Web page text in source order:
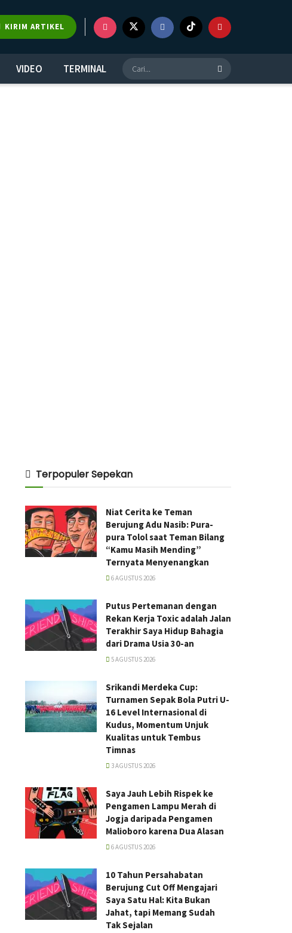
KIRIM ARTIKEL
VIDEO TERMINAL
Terpopuler Sepekan
Niat Cerita ke Teman
Berujung Adu Nasib: Pura-
pura Tolol saat Teman Bilang
“Kamu Masih Mending”
Ternyata Menyenangkan
6 AGUSTUS 2026
Putus Pertemanan dengan
Rekan Kerja Toxic adalah Jalan
Terakhir Saya Hidup Bahagia
dari Drama Usia 30-an
5 AGUSTUS 2026
Srikandi Merdeka Cup:
Turnamen Sepak Bola Putri U-
16 Level Internasional di
Kudus, Momentum Unjuk
Kualitas untuk Tembus
Timnas
3 AGUSTUS 2026
Saya Jauh Lebih Rispek ke
Pengamen Lampu Merah di
Jogja daripada Pengamen
Malioboro karena Dua Alasan
6 AGUSTUS 2026
10 Tahun Persahabatan
Berujung Cut Off Mengajari
Saya Satu Hal: Kita Bukan
Jahat, tapi Memang Sudah
Tak Sejalan